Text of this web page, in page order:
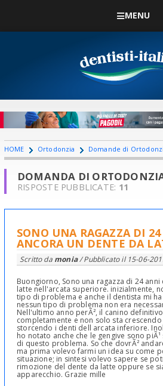
MENU
HOME Ortodonzia Domande di
DOMANDA DI
RISPOSTE PUBBLICATE: 11
SONO UNA RAGAZZA DI
ANCORA UN DENTE DA
Scritto da monia/ Pubblicato il 15-06-
Buongiorno, Sono una ragazza di 24
latte nell'arcata superiore. inizialmente,
tipo di problema e anche il dentista mi
nessun tipo di problema non era
Nell'ultimo anno perÃ², il canino
completamente e non solo sta
storcendo i denti dell arcata inferiore.
ho notato anche che le gengive sono
di questo problema. So che dovrÃ²
ma prima volevo farmi un idea su come
situazione; in sintesi volevo sapere se
rimozione del dente da latte oppure se
apparecchio. Grazie mille